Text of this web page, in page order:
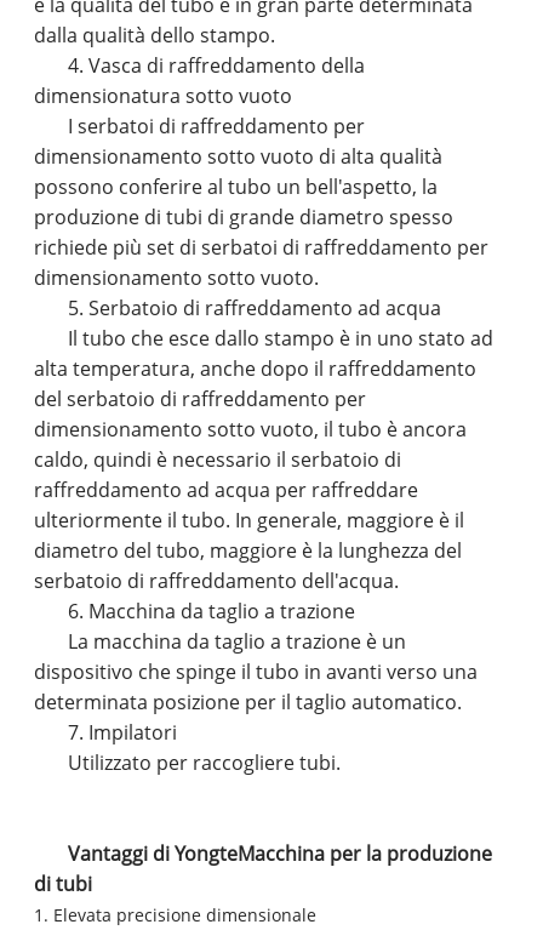
dalla qualità dello stampo.
4. Vasca di raffreddamento della
dimensionatura sotto vuoto
I serbatoi di raffreddamento per
dimensionamento sotto vuoto di alta qualità
possono conferire al tubo un bell'aspetto, la
produzione di tubi di grande diametro spesso
richiede più set di serbatoi di raffreddamento per
dimensionamento sotto vuoto.
5. Serbatoio di raffreddamento ad acqua
Il tubo che esce dallo stampo è in uno stato ad
alta temperatura, anche dopo il raffreddamento
del serbatoio di raffreddamento per
dimensionamento sotto vuoto, il tubo è ancora
caldo, quindi è necessario il serbatoio di
raffreddamento ad acqua per raffreddare
ulteriormente il tubo. In generale, maggiore è il
diametro del tubo, maggiore è la lunghezza del
serbatoio di raffreddamento dell'acqua.
6. Macchina da taglio a trazione
La macchina da taglio a trazione è un
dispositivo che spinge il tubo in avanti verso una
determinata posizione per il taglio automatico.
7. Impilatori
Utilizzato per raccogliere tubi.
Vantaggi di YongteMacchina per la produzione
di tubi
1. Elevata precisione dimensionale